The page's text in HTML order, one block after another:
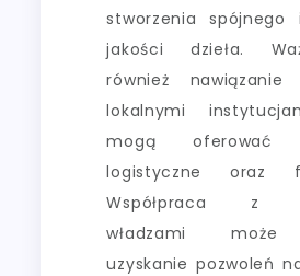
stworzenia spójnego
jakości dzieła.
również
lokalnymi
mogą oferować
logistyczne oraz
Współpraca z
władzami może
uzyskanie pozwoleń